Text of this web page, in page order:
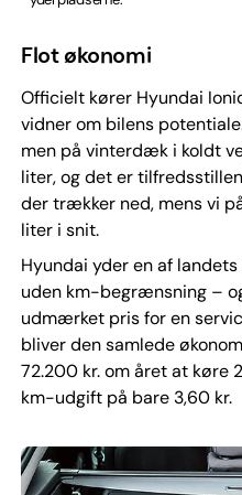
Flot økonomi
Officielt kører Hyundai
vidner om bilens
men på vinterdæk i koldt
liter, og det er
der trækker ned, mens vi
liter i snit.
Hyundai yder en af
uden km-begrænsning –
udmærket pris for en
bliver den samlede
72.200 kr. om året at køre
km-udgift på bare 3,60 kr.